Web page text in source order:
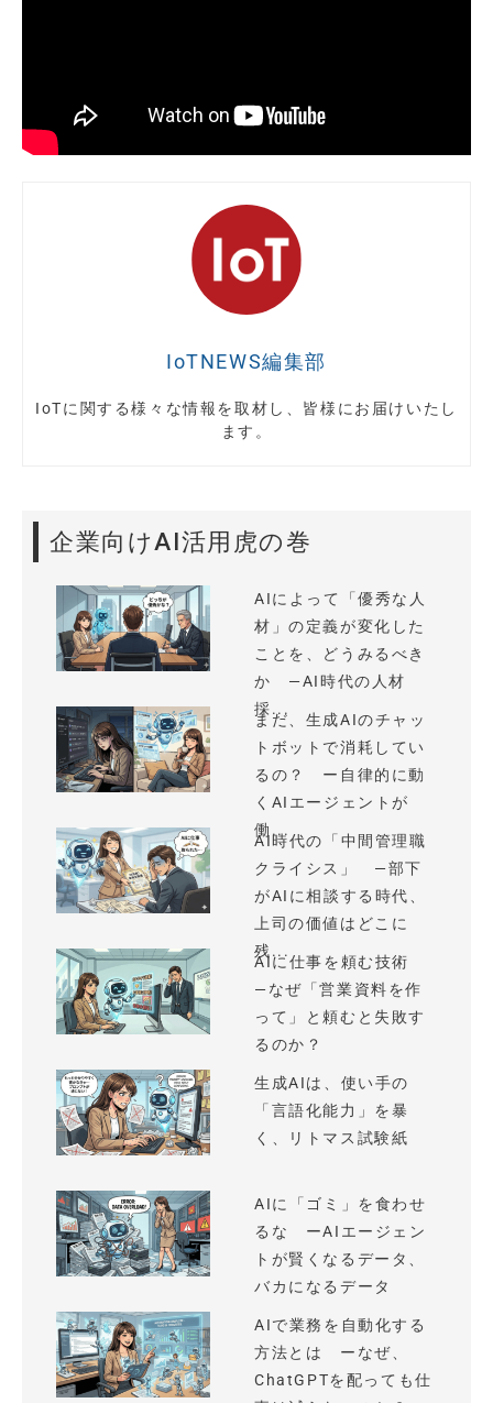
IoTNEWS編集部
IoTに関する様々な情報を取材し、皆様にお届けいたし
ます。
企業向けAI活用虎の巻
AIによって「優秀な人
材」の定義が変化した
ことを、どうみるべき
か —AI時代の人材
採...
まだ、生成AIのチャッ
トボットで消耗してい
るの？ ー自律的に動
くAIエージェントが
働...
AI時代の「中間管理職
クライシス」 —部下
がAIに相談する時代、
上司の価値はどこに
残...
AIに仕事を頼む技術
—なぜ「営業資料を作
って」と頼むと失敗す
るのか？
生成AIは、使い手の
「言語化能力」を暴
く、リトマス試験紙
AIに「ゴミ」を食わせ
るな ーAIエージェン
トが賢くなるデータ、
バカになるデータ
AIで業務を自動化する
方法とは ーなぜ、
ChatGPTを配っても仕